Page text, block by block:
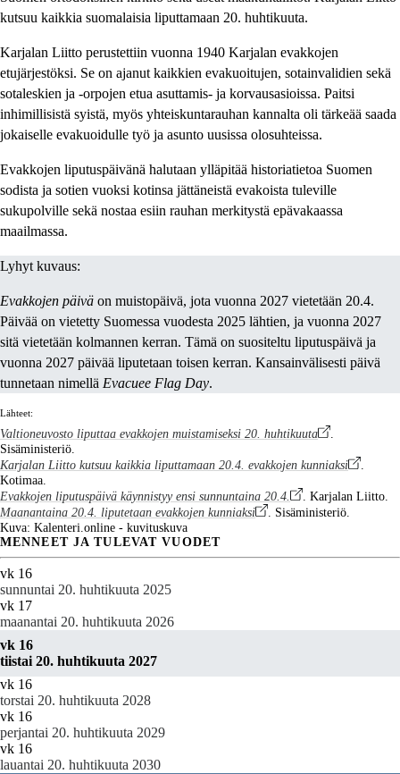
kutsuu kaikkia suomalaisia liputtamaan 20. huhtikuuta.
Karjalan Liitto perustettiin vuonna 1940 Karjalan evakkojen
etujärjestöksi. Se on ajanut kaikkien evakuoitujen, sotainvalidien sekä
sotaleskien ja -orpojen etua asuttamis- ja korvausasioissa. Paitsi
inhimillisistä syistä, myös yhteiskuntarauhan kannalta oli tärkeää saada
jokaiselle evakuoidulle työ ja asunto uusissa olosuhteissa.
Evakkojen liputuspäivänä halutaan ylläpitää historiatietoa Suomen
sodista ja sotien vuoksi kotinsa jättäneistä evakoista tuleville
sukupolville sekä nostaa esiin rauhan merkitystä epävakaassa
maailmassa.
Lyhyt kuvaus:
Evakkojen päivä on muistopäivä, jota vuonna 2027 vietetään 20.4.
Päivää on vietetty Suomessa vuodesta 2025 lähtien, ja vuonna 2027
sitä vietetään kolmannen kerran. Tämä on suositeltu liputuspäivä ja
vuonna 2027 päivää liputetaan toisen kerran. Kansainvälisesti päivä
tunnetaan nimellä Evacuee Flag Day.
Lähteet:
Valtioneuvosto liputtaa evakkojen muistamiseksi 20. huhtikuuta
.
Sisäministeriö.
Karjalan Liitto kutsuu kaikkia liputtamaan 20.4. evakkojen kunniaksi
.
Kotimaa.
Evakkojen liputuspäivä käynnistyy ensi sunnuntaina 20.4.
. Karjalan Liitto.
Maanantaina 20.4. liputetaan evakkojen kunniaksi
. Sisäministeriö.
Kuva: Kalenteri.online - kuvituskuva
MENNEET JA TULEVAT VUODET
vk 16
sunnuntai 20. huhtikuuta 2025
vk 17
maanantai 20. huhtikuuta 2026
vk 16
tiistai 20. huhtikuuta 2027
vk 16
torstai 20. huhtikuuta 2028
vk 16
perjantai 20. huhtikuuta 2029
vk 16
lauantai 20. huhtikuuta 2030